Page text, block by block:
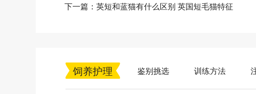
下一篇：英短和蓝猫有什么区别 英国短毛猫特征
饲养护理 鉴别挑选 训练方法